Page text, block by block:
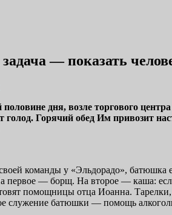
— показать
половине дня, возле торгового
голод. Горячий обед Им привозит
команды у «Эльдорадо»,
первое — борщ. На второе — каша:
помощницы отца Иоанна.
служение батюшки — помощь